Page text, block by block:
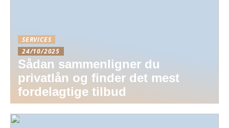
SERVICES
24/10/2025
Sådan sammenligner du
privatlån og finder det mest
fordelagtige tilbud